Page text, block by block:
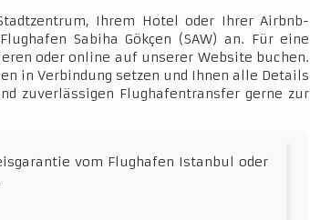
Ihrem Hotel oder Ihrer Airbnb-
Sabiha Gökçen (SAW) an. Für eine
oder online auf unserer Website buchen.
in Verbindung setzen und Ihnen alle Details
zuverlässigen Flughafentransfer gerne zur
vom Flughafen Istanbul oder